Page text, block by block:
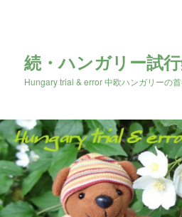
続・ハンガリー試
Hungary trial & error 中欧ハンガリーの